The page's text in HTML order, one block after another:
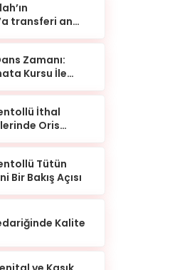
transferi an
Zamanı:
Kursu İle
İthal
Oris
Tütün
Bir Bakış Açısı
Kalite